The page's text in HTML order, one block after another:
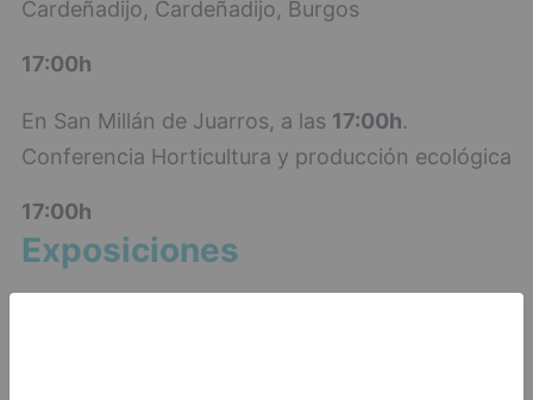
Cardeñadijo, Cardeñadijo, Burgos
17:00h
En San Millán de Juarros, a las 17:00h.
Conferencia Horticultura y producción ecológica
17:00h
Exposiciones